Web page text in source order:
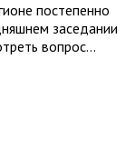
постепенно
заседании
вопрос…